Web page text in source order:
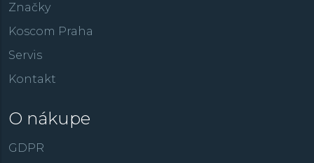
Značky
Koscom Praha
Servis
Kontakt
O nákupe
GDPR